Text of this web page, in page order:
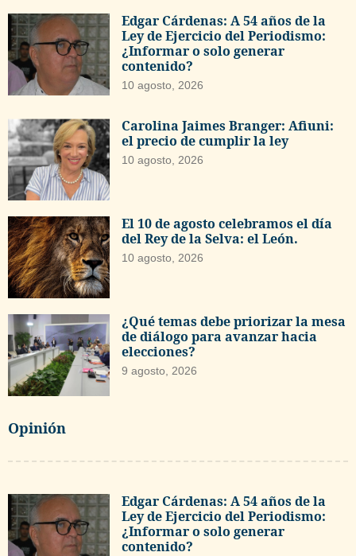
Edgar Cárdenas: A 54 años de la
Ley de Ejercicio del Periodismo:
¿Informar o solo generar
contenido?
10 agosto, 2026
Carolina Jaimes Branger: Afiuni:
el precio de cumplir la ley
10 agosto, 2026
El 10 de agosto celebramos el día
del Rey de la Selva: el León.
10 agosto, 2026
¿Qué temas debe priorizar la mesa
de diálogo para avanzar hacia
elecciones?
9 agosto, 2026
Opinión
Edgar Cárdenas: A 54 años de la
Ley de Ejercicio del Periodismo:
¿Informar o solo generar
contenido?